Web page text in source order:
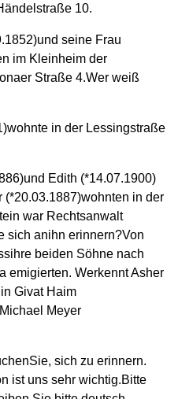
10.
seine Frau
im Kleinheim der
Straße 4.Wer weiß
in der Lessingstraße
Edith (*14.07.1900)
(*20.03.1887)wohnten in der
war Rechtsanwalt
sich anihn erinnern?Von
beiden Söhne nach
emigierten. Werkennt Asher
Givat Haim
Meyer
sich zu erinnern.
ist uns sehr wichtig.Bitte